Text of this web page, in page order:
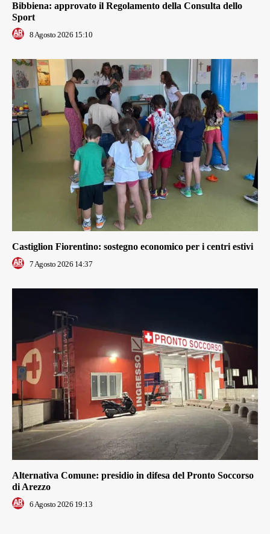
Bibbiena: approvato il Regolamento della Consulta dello
Sport
8 Agosto 2026 15:10
Castiglion Fiorentino: sostegno economico per i centri estivi
7 Agosto 2026 14:37
Alternativa Comune: presidio in difesa del Pronto Soccorso
di Arezzo
6 Agosto 2026 19:13